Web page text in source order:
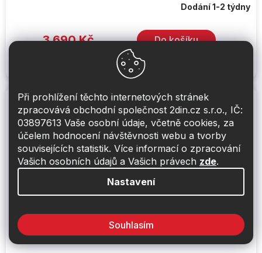
Při prohlížení těchto internetových stránek
zpracovává obchodní společnost 2din.cz s.r.o., IČ:
03897613 Vaše osobní údaje, včetně cookies, za
účelem hodnocení návštěvnosti webu a tvorby
souvisejících statistik. Více informací o zpracování
Vašich osobních údajů a Vašich právech zde.
Nastavení
Souhlasím
Dodání 1-2 týdny
3 690 Kč Do košíku
100 mm, 60/180 W, 4 Ohmy, 80 dB, 60-20000 Hz